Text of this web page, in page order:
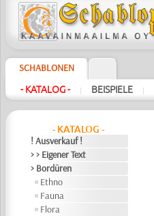
SCHABLONEN
- KATALOG - | BEISPIELE |
- KATALOG -
! Ausverkauf !
> > Eigener Text
> Bordüren
Ethno
Fauna
Flora